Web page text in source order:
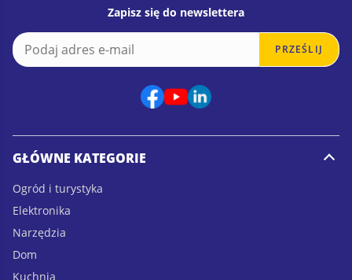
Zapisz się do newslettera
a
E
m
a
E
m
PRZEŚLIJ
GŁÓWNE KATEGORIE
Ogród i turystyka
Elektronika
Narzędzia
Dom
Kuchnia